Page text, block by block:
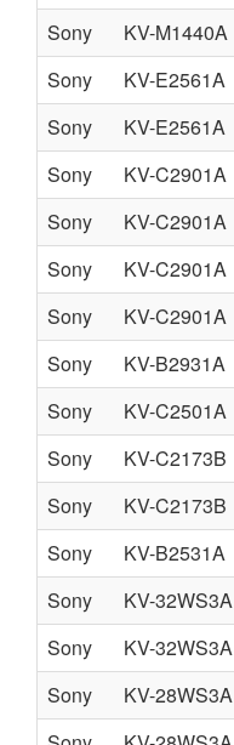
Sony
KV-M1440A
Sony
KV-E2561A
Sony
KV-E2561A
Sony
KV-C2901A
Sony
KV-C2901A
Sony
KV-C2901A
Sony
KV-C2901A
Sony
KV-B2931A
Sony
KV-C2501A
Sony
KV-C2173B
Sony
KV-C2173B
Sony
KV-B2531A
Sony
KV-32WS3A
Sony
KV-32WS3A
Sony
KV-28WS3A